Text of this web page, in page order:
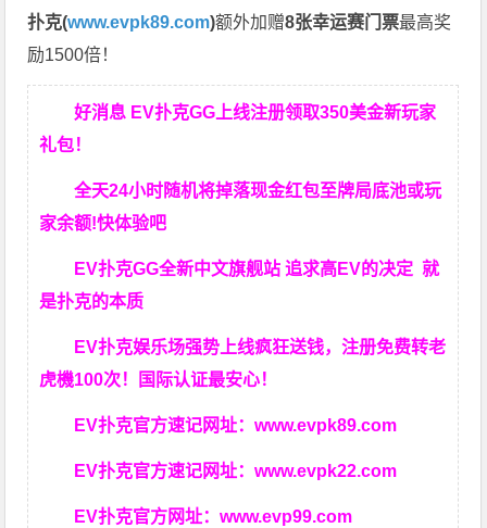
扑克(www.evpk89.com)额外加赠8张幸运赛门票最高奖
励1500倍！
好消息 EV扑克GG上线注册领取350美金新玩家
礼包！
全天24小时随机将掉落现金红包至牌局底池或玩
家余额!快体验吧
EV扑克GG全新中文旗舰站 追求高EV的决定就
是扑克的本质
EV扑克娱乐场强势上线疯狂送钱，注册免费转老
虎機100次！国际认证最安心！
EV扑克官方速记网址：www.evpk89.com
EV扑克官方速记网址：www.evpk22.com
EV扑克官方网址：www.evp99.com